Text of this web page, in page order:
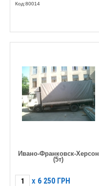
Код:80014
Ивано-Франковск-Херсон
(5т)
X 6 250 ГРН